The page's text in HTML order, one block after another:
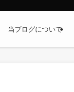
当ブログについて